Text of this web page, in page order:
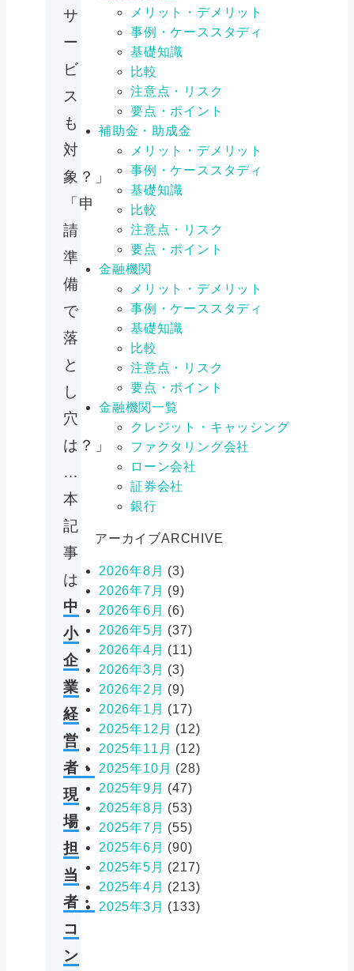
サ
ー
ビ
ス
も
対
象？」
「申
請
準
備
で
落
と
し
穴
は？」
…
本
記
事
は
中
小
企
業
経
営
者・
現
場
担
当
者・
コ
ン
メリット・デメリット
事例・ケーススタディ
基礎知識
比較
注意点・リスク
要点・ポイント
補助金・助成金
メリット・デメリット
事例・ケーススタディ
基礎知識
比較
注意点・リスク
要点・ポイント
金融機関
メリット・デメリット
事例・ケーススタディ
基礎知識
比較
注意点・リスク
要点・ポイント
金融機関一覧
クレジット・キャッシング
ファクタリング会社
ローン会社
証券会社
銀行
アーカイブARCHIVE
2026年8月 (3)
2026年7月 (9)
2026年6月 (6)
2026年5月 (37)
2026年4月 (11)
2026年3月 (3)
2026年2月 (9)
2026年1月 (17)
2025年12月 (12)
2025年11月 (12)
2025年10月 (28)
2025年9月 (47)
2025年8月 (53)
2025年7月 (55)
2025年6月 (90)
2025年5月 (217)
2025年4月 (213)
2025年3月 (133)